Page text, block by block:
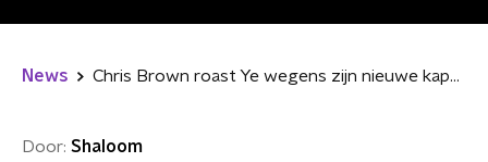
News Chris Brown roast Ye wegens zijn nieuwe kapsel
Door: Shaloom